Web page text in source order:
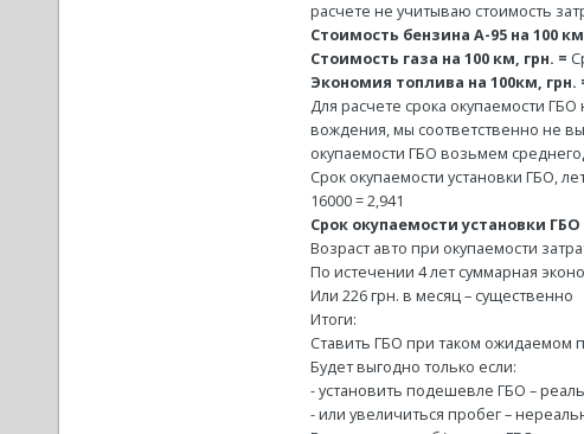
расчете не учитываю стоимость
Стоимость бензина А-95 на 100
Стоимость газа на 100 км, грн. =
Экономия топлива на 100км, грн.
Для расчете срока окупаемости
вождения, мы соответственно не
окупаемости ГБО возьмем
Срок окупаемости установки ГБО,
16000 = 2,941
Срок окупаемости установки ГБО
Возраст авто при окупаемости
По истечении 4 лет суммарная
Или 226 грн. в месяц – существенно
Итоги:
Ставить ГБО при таком ожидаемом
Будет выгодно только если:
- установить подешевле ГБО –
- или увеличиться пробег –